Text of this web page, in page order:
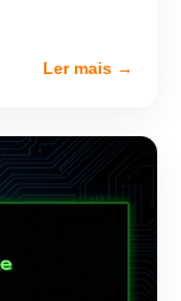
Ler mais →